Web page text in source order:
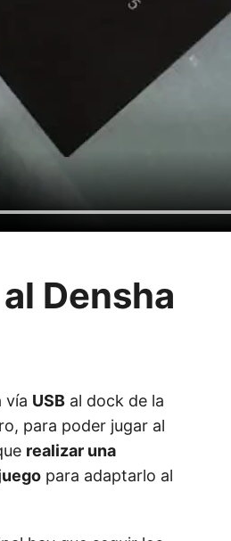
Densha
vía USB al dock de la
para poder jugar al
realizar una
para adaptarlo al